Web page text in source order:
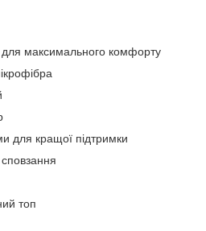
для максимального комфорту
для кращої підтримки
топ